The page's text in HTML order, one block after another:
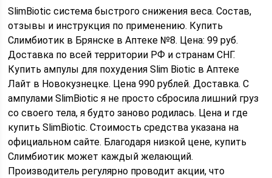
SlimBiotic система быстрого снижения веса. Состав,
отзывы и инструкция по применению. Купить
Слимбиотик в Брянске в Аптеке №8. Цена: 99 руб.
Доставка по всей территории РФ и странам СНГ.
Купить ампулы для похудения Slim Biotic в Аптеке
Лайт в Новокузнецке. Цена 990 рублей. Доставка. С
ампулами SlimBiotic я не просто сбросила лишний груз
со своего тела, я будто заново родилась. Цена и где
купить SlimBiotic. Стоимость средства указана на
официальном сайте. Благодаря низкой цене, купить
Слимбиотик может каждый желающий.
Производитель регулярно проводит акции, что